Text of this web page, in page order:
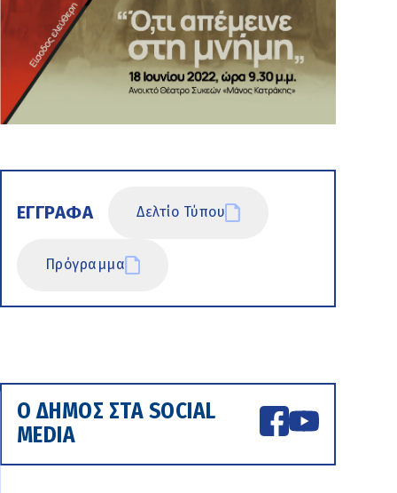
ΕΓΓΡΑΦΑ Δελτίο Τύπου
Πρόγραμμα
Ο ΔΗΜΟΣ ΣΤΑ SOCIAL
MEDIA